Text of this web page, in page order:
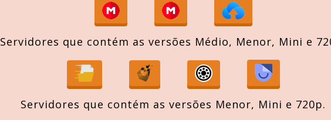
Servidores que contém as versões Médio, Menor, Mini e
Servidores que contém as versões Menor, Mini e 720p.